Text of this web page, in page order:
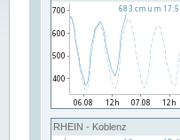
RHEIN - Koblenz